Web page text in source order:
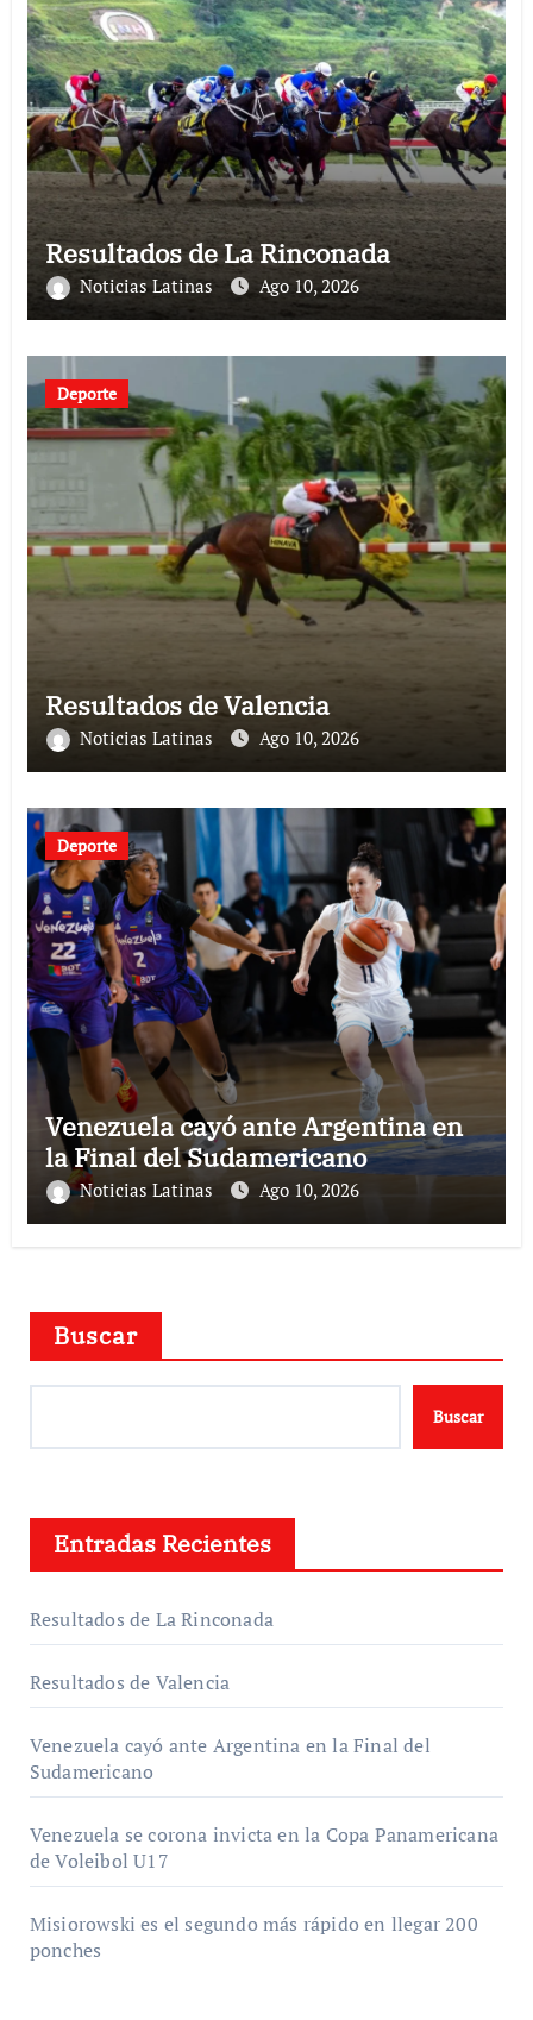
Resultados de La Rinconada
Noticias Latinas Ago 10, 2026
Deporte
Resultados de Valencia
Noticias Latinas Ago 10, 2026
Deporte
Venezuela cayó ante Argentina en
la Final del Sudamericano
Noticias Latinas Ago 10, 2026
Buscar
Buscar
Entradas Recientes
Resultados de La Rinconada
Resultados de Valencia
Venezuela cayó ante Argentina en la Final del
Sudamericano
Venezuela se corona invicta en la Copa Panamericana
de Voleibol U17
Misiorowski es el segundo más rápido en llegar 200
ponches